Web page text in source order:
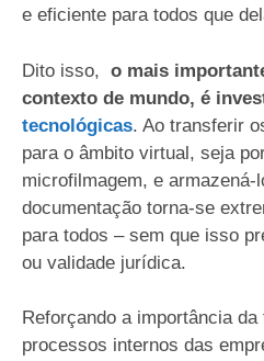
e eficiente para todos que
Dito isso, o mais
contexto de mundo, é
tecnológicas. Ao transferir
para o âmbito virtual, seja
microfilmagem, e armazená-
documentação torna-se
para todos – sem que isso
ou validade jurídica.
Reforçando a importância da
processos internos das